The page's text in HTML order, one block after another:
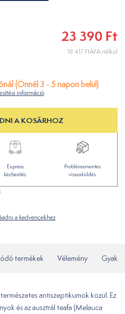
23 390 Ft
18 417 FtÁFA nélkül
(Önnél 3 - 5 napon belül)
információ
A KOSÁRHOZ
Express
kézbesítés
Problémamentes
visszaküldés
a kedvencekhez
termékek Vélemény
antiszeptikumok közül. Ez
és az ausztrál teafa (Melauca